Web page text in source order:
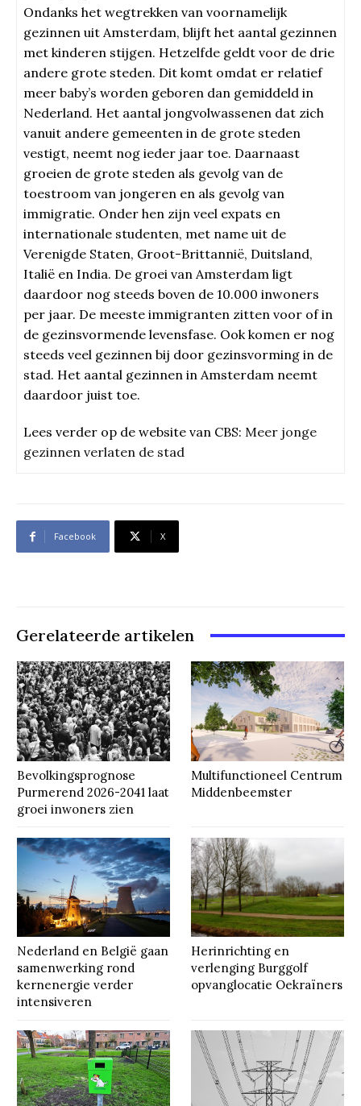
Ondanks het wegtrekken van voornamelijk
gezinnen uit Amsterdam, blijft het aantal gezinnen
met kinderen stijgen. Hetzelfde geldt voor de drie
andere grote steden. Dit komt omdat er relatief
meer baby’s worden geboren dan gemiddeld in
Nederland. Het aantal jongvolwassenen dat zich
vanuit andere gemeenten in de grote steden
vestigt, neemt nog ieder jaar toe. Daarnaast
groeien de grote steden als gevolg van de
toestroom van jongeren en als gevolg van
immigratie. Onder hen zijn veel expats en
internationale studenten, met name uit de
Verenigde Staten, Groot-Brittannië, Duitsland,
Italië en India. De groei van Amsterdam ligt
daardoor nog steeds boven de 10.000 inwoners
per jaar. De meeste immigranten zitten voor of in
de gezinsvormende levensfase. Ook komen er nog
steeds veel gezinnen bij door gezinsvorming in de
stad. Het aantal gezinnen in Amsterdam neemt
daardoor juist toe.
Lees verder op de website van CBS: Meer jonge
gezinnen verlaten de stad
Facebook X
Gerelateerde artikelen
Bevolkingsprognose
Purmerend 2026-2041 laat
groei inwoners zien
Multifunctioneel Centrum
Middenbeemster
Nederland en België gaan
samenwerking rond
kernenergie verder
intensiveren
Herinrichting en
verlenging Burggolf
opvanglocatie Oekraïners